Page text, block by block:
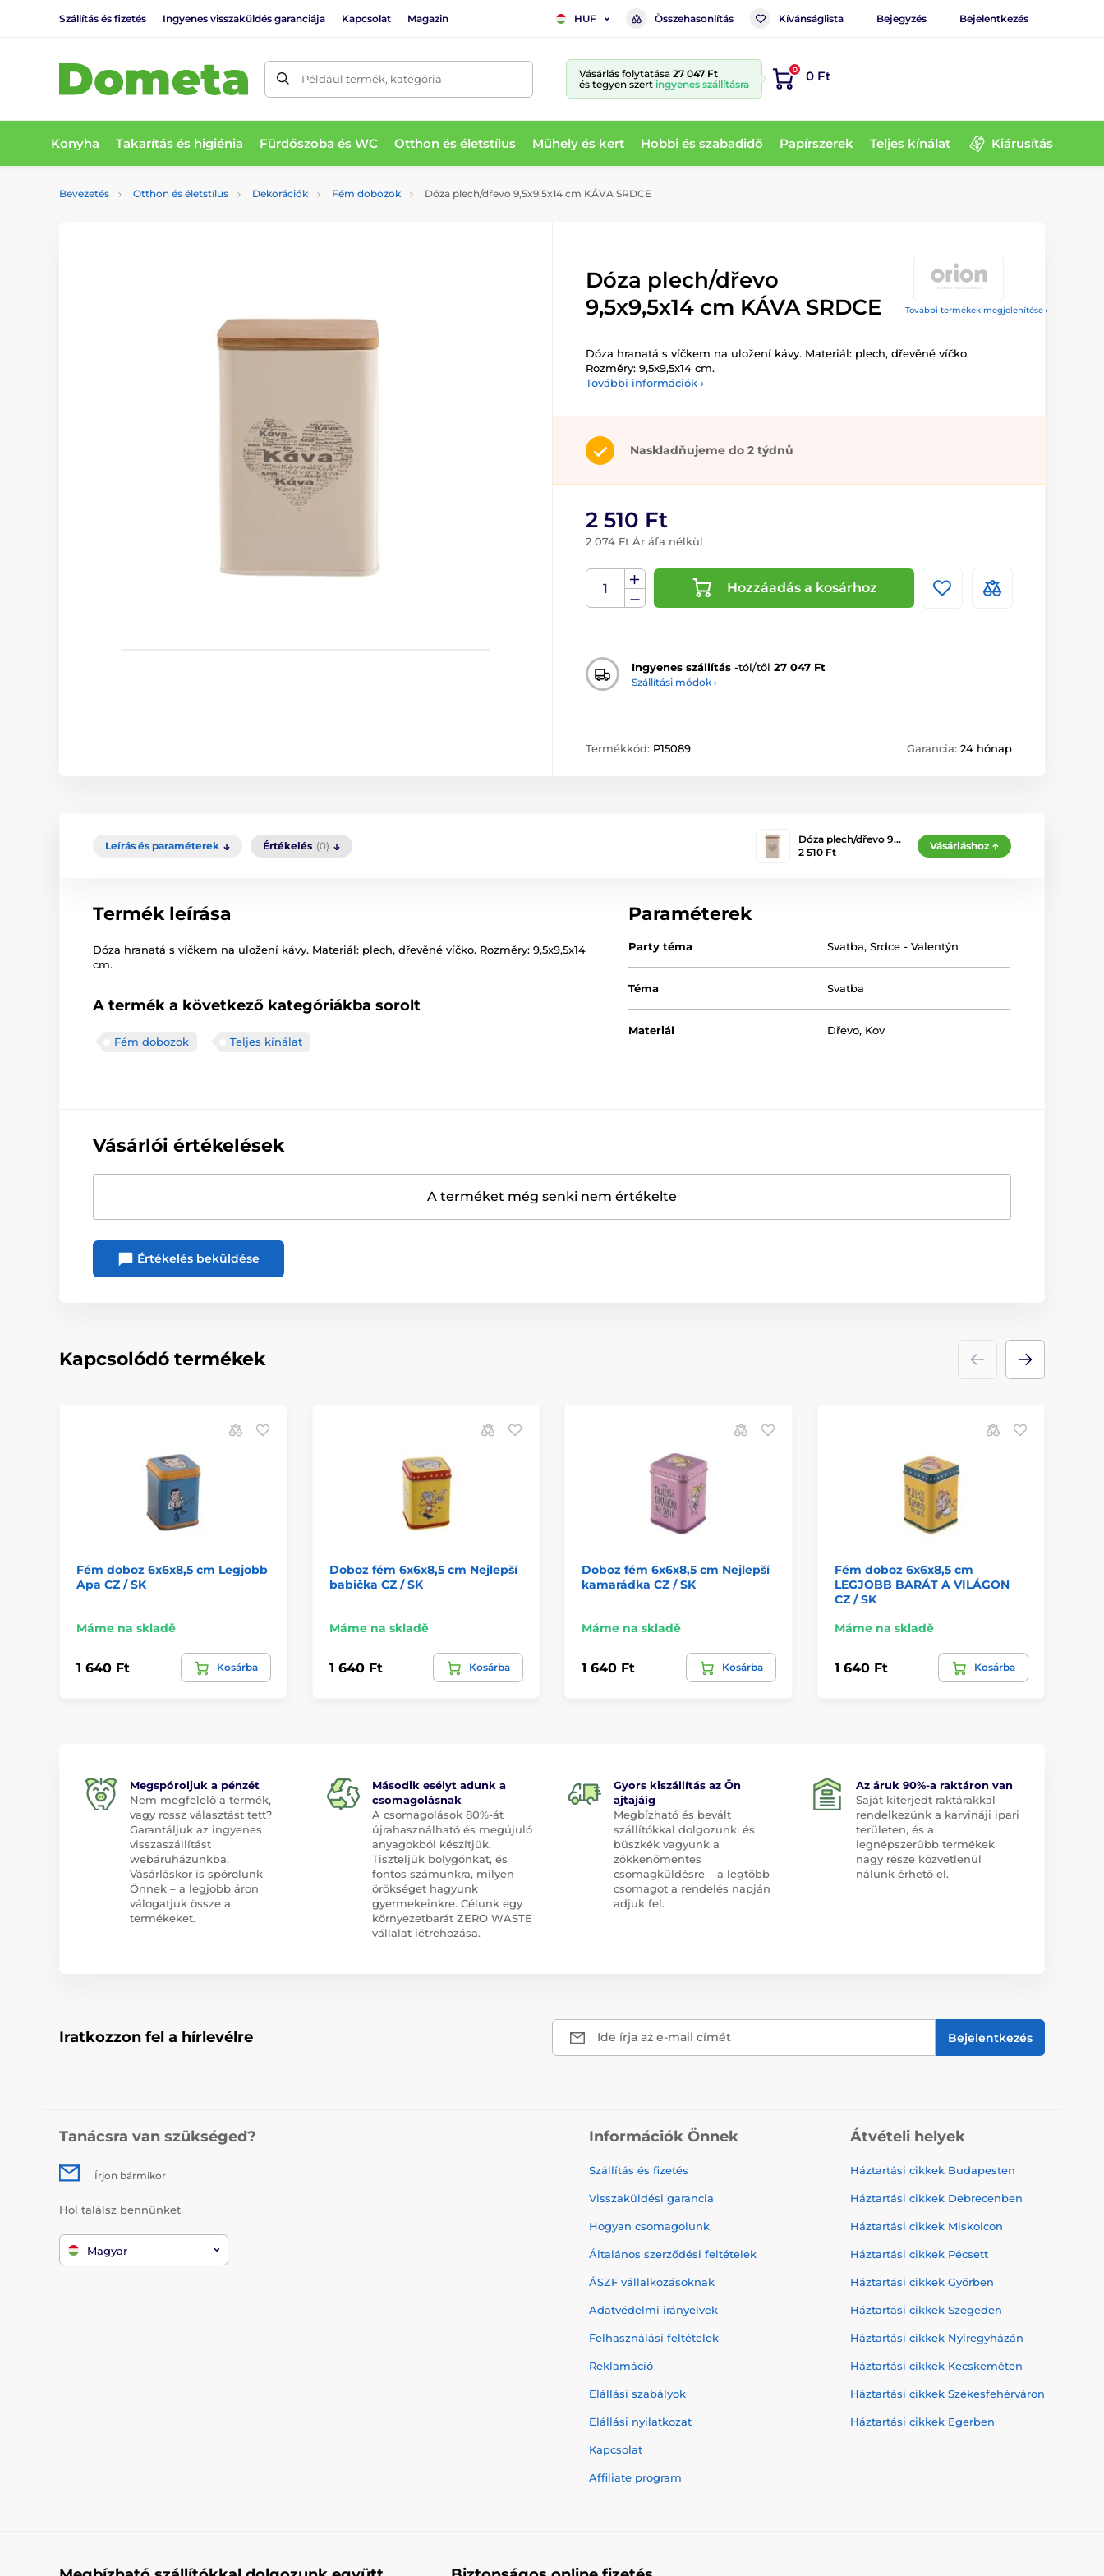
Szállítás és fizetés Ingyenes visszaküldés garanciája Kapcsolat Magazin HUF Összehasonlítás Kívánságlista Bejegyzés Bejelentkezés
Például termék, kategória Vásárlás folytatása 27 047 Ft
és tegyen szert ingyenes szállításra
0 0 Ft
Konyha Takarítás és higiénia Fürdőszoba és WC Otthon és életstílus Műhely és kert Hobbi és szabadidő Papírszerek Teljes kínálat Kiárusítás
Bevezetés Otthon és életstílus Dekorációk Fém dobozok Dóza plech/dřevo 9,5x9,5x14 cm KÁVA SRDCE
További termékek megjelenítése ›
Dóza plech/dřevo
9,5x9,5x14 cm KÁVA SRDCE
Dóza hranatá s víčkem na uložení kávy. Materiál: plech, dřevěné víčko.
Rozměry: 9,5x9,5x14 cm.
További információk ›
Naskladňujeme do 2 týdnů
2 510 Ft
2 074 Ft Ár áfa nélkül
Hozzáadás a kosárhoz
Ingyenes szállítás -tól/től 27 047 Ft
Szállítási módok ›
Termékkód: P15089 Garancia: 24 hónap
Leírás és paraméterek Értékelés (0)
Dóza plech/dřevo 9…
2 510 Ft
Vásárláshoz
Termék leírása
Dóza hranatá s víčkem na uložení kávy. Materiál: plech, dřevěné víčko. Rozměry: 9,5x9,5x14
cm.
A termék a következő kategóriákba sorolt
Fém dobozok Teljes kínálat
Paraméterek
Party téma Svatba,Srdce - Valentýn
Téma Svatba
Materiál Dřevo, Kov
Vásárlói értékelések
A terméket még senki nem értékelte
Értékelés beküldése
Kapcsolódó termékek
Fém doboz 6x6x8,5 cm Legjobb
Apa CZ / SK
Máme na skladě
1 640 Ft Kosárba
Doboz fém 6x6x8,5 cm Nejlepší
babička CZ / SK
Máme na skladě
1 640 Ft Kosárba
Doboz fém 6x6x8,5 cm Nejlepší
kamarádka CZ / SK
Máme na skladě
1 640 Ft Kosárba
Fém doboz 6x6x8,5 cm
LEGJOBB BARÁT A VILÁGON
CZ / SK
Máme na skladě
1 640 Ft Kosárba
Megspóroljuk a pénzét
Nem megfelelő a termék,
vagy rossz választást tett?
Garantáljuk az ingyenes
visszaszállítást
webáruházunkba.
Vásárláskor is spórolunk
Önnek – a legjobb áron
válogatjuk össze a
termékeket.
Második esélyt adunk a
csomagolásnak
A csomagolások 80%-át
újrahasználható és megújuló
anyagokból készítjük.
Tiszteljük bolygónkat, és
fontos számunkra, milyen
örökséget hagyunk
gyermekeinkre. Célunk egy
környezetbarát ZERO WASTE
vállalat létrehozása.
Gyors kiszállítás az Ön
ajtajáig
Megbízható és bevált
szállítókkal dolgozunk, és
büszkék vagyunk a
zökkenőmentes
csomagküldésre – a legtöbb
csomagot a rendelés napján
adjuk fel.
Az áruk 90%-a raktáron van
Saját kiterjedt raktárakkal
rendelkezünk a karvináji ipari
területen, és a
legnépszerűbb termékek
nagy része közvetlenül
nálunk érhető el.
Iratkozzon fel a hírlevélre Ide írja az e-mail címét Bejelentkezés
Tanácsra van szükséged?
Írjon bármikor
Hol találsz bennünket
Magyar
Információk Önnek
Szállítás és fizetés
Visszaküldési garancia
Hogyan csomagolunk
Általános szerződési feltételek
ÁSZF vállalkozásoknak
Adatvédelmi irányelvek
Felhasználási feltételek
Reklamáció
Elállási szabályok
Elállási nyilatkozat
Kapcsolat
Affiliate program
Átvételi helyek
Háztartási cikkek Budapesten
Háztartási cikkek Debrecenben
Háztartási cikkek Miskolcon
Háztartási cikkek Pécsett
Háztartási cikkek Győrben
Háztartási cikkek Szegeden
Háztartási cikkek Nyíregyházán
Háztartási cikkek Kecskeméten
Háztartási cikkek Székesfehérváron
Háztartási cikkek Egerben